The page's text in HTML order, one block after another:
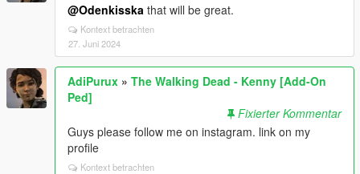
@Odenkisska that will be great.
Kontext betrachten
27. Juni 2024
AdiPurux » The Walking Dead - Kenny [Add-On
Ped]
Fixierter Kommentar
Guys please follow me on instagram. link on my
profile
Kontext betrachten